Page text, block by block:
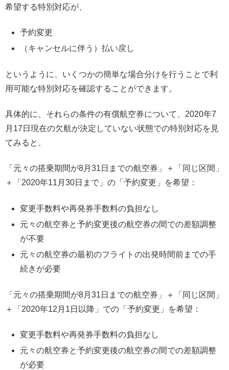
希望する特別対応が、
予約変更
（キャンセルに伴う）払い戻し
というように、いくつかの簡単な場合分けを行うことで利
用可能な特別対応を確認することができます。
具体的に、それらの条件の有償航空券について、2020年7
月17日現在の欠航が決定していない状態での特別対応を見
てみると、
「元々の搭乗期間が8月31日までの航空券」＋「同じ区間」
＋「2020年11月30日まで」の「予約変更」を希望：
変更手数料や再発券手数料の負担なし
元々の航空券と予約変更後の航空券の間での差額調整
が不要
元々の航空券の最初のフライトの出発時間前までの手
続きが必要
「元々の搭乗期間が8月31日までの航空券」＋「同じ区間」
＋「2020年12月1日以降」での「予約変更」を希望：
変更手数料や再発券手数料の負担なし
元々の航空券と予約変更後の航空券の間での差額調整
が必要